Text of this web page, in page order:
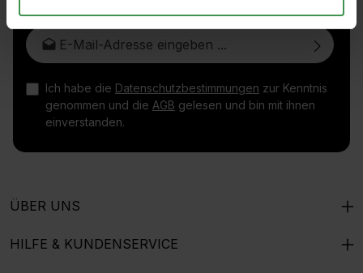
E-Mail-Adresse*
Ich habe die Datenschutzbestimmungen zur Kenntnis
genommen und die AGB gelesen und bin mit ihnen
einverstanden.
ÜBER UNS
HILFE & KUNDENSERVICE